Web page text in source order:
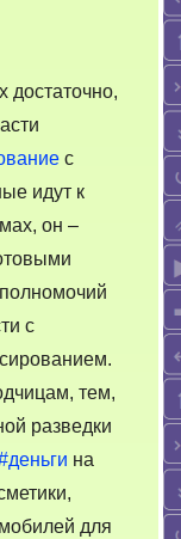
достаточно,
с
идут к
он –
с
тем,
разведки
на
для